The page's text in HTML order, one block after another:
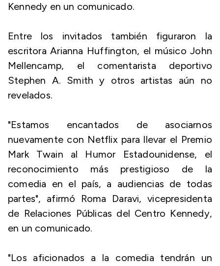
Kennedy en un comunicado.
Entre los invitados también figuraron la
escritora Arianna Huffington, el músico John
Mellencamp, el comentarista deportivo
Stephen A. Smith y otros artistas aún no
revelados.
"Estamos encantados de asociarnos
nuevamente con Netflix para llevar el Premio
Mark Twain al Humor Estadounidense, el
reconocimiento más prestigioso de la
comedia en el país, a audiencias de todas
partes", afirmó Roma Daravi, vicepresidenta
de Relaciones Públicas del Centro Kennedy,
en un comunicado.
"Los aficionados a la comedia tendrán un